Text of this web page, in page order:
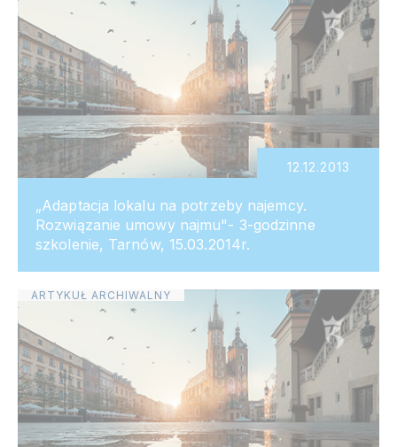
12.12.2013
„Adaptacja lokalu na potrzeby najemcy.
Rozwiązanie umowy najmu"- 3-godzinne
szkolenie, Tarnów, 15.03.2014r.
ARTYKUŁ ARCHIWALNY